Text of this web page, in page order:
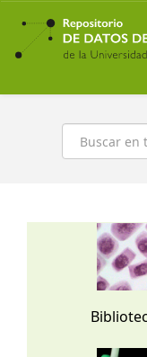
Ir
contenido
principal
Buscar